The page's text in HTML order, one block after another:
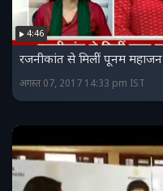
4:46
रजनीकांत से मिलीं पूनम महाजन
अगस्त 07, 2017 14:33 pm IST